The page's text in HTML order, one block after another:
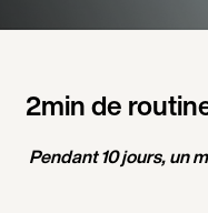
2min de
Pendant 10 jours, un